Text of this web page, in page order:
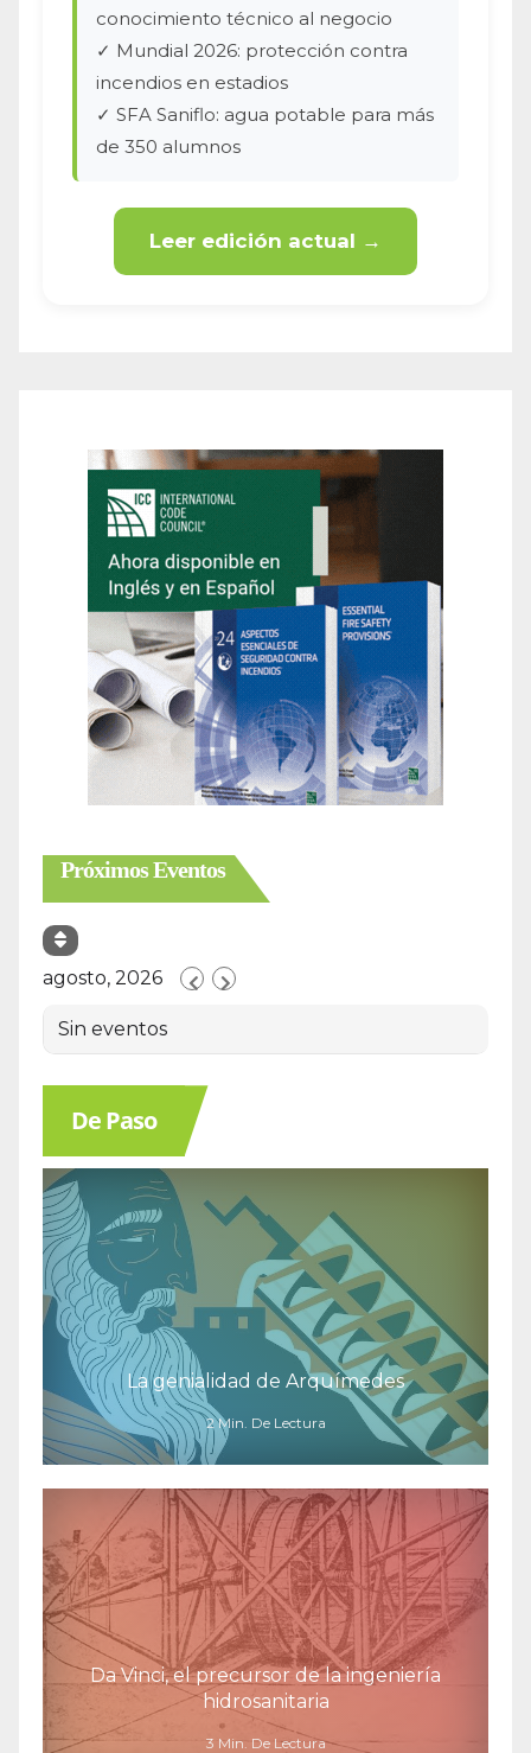
conocimiento técnico al negocio
✓ Mundial 2026: protección contra
incendios en estadios
✓ SFA Saniflo: agua potable para más
de 350 alumnos
Leer edición actual →
Próximos Eventos
agosto, 2026
Sin eventos
De Paso
La genialidad de Arquímedes
2 Min. De Lectura
Da Vinci, el precursor de la ingeniería
hidrosanitaria
3 Min. De Lectura